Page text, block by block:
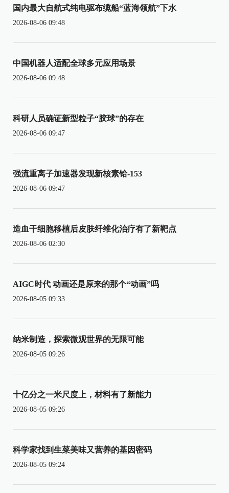
国内最大自航式纯电驱布缆船“蓝海领航”下水
2026-08-06 09:48
中国机器人适配全球多元应用场景
2026-08-06 09:48
科研人员确证新型粒子“胶球”的存在
2026-08-06 09:47
强流重离子加速器发现新核素铪-153
2026-08-06 09:47
造血干细胞移植后皮肤纤维化治疗有了新靶点
2026-08-06 02:30
AIGC时代 动画还是原来的那个“动画”吗
2026-08-05 09:33
纳米制造，探索微观世界的无限可能
2026-08-05 09:26
十亿分之一米尺度上，材料有了新能力
2026-08-05 09:26
科学家找到生菜美味又营养的基因密码
2026-08-05 09:24